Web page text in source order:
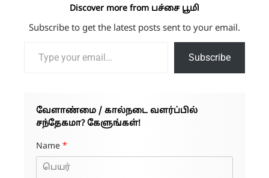
Discover more from பச்சை பூமி
Subscribe to get the latest posts sent to your email.
Subscribe
வேளாண்மை / கால்நடை வளர்ப்பில்
சந்தேகமா? கேளுங்கள்!
Name *